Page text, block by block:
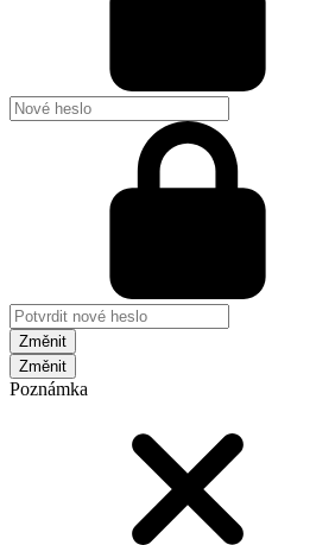
Změnit
Poznámka